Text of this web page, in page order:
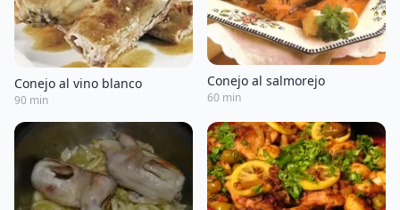
Conejo al vino blanco
90 min
Conejo al salmorejo
60 min